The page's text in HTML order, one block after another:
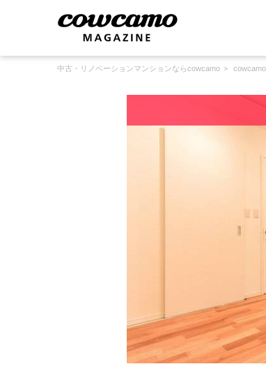
中古・リノベーションマンションならcowcamo